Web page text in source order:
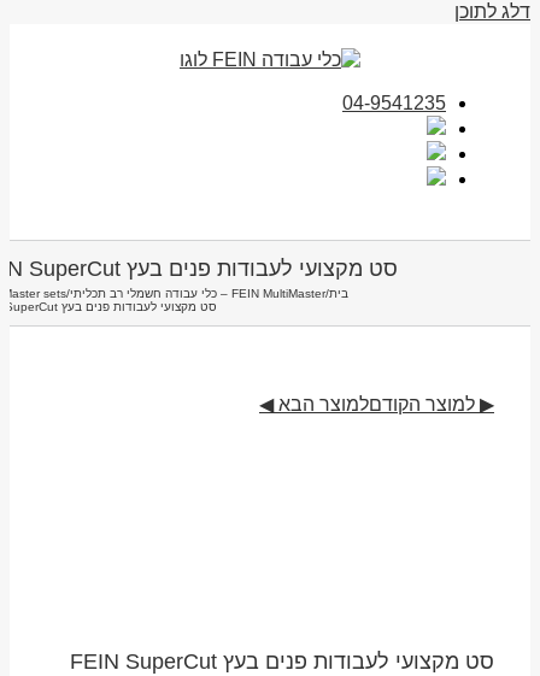
דלג לתוכן
04-9541235
סט מקצועי לעבודות פנים בעץ FEIN SuperCut
בית/FEIN MultiMaster – כלי עבודה חשמלי רב תכליתי /
sets
סט מקצועי לעבודות פנים בעץ FEIN SuperCut
▶ למוצר הקודםלמוצר הבא ◀
סט מקצועי לעבודות פנים בעץ FEIN SuperCut